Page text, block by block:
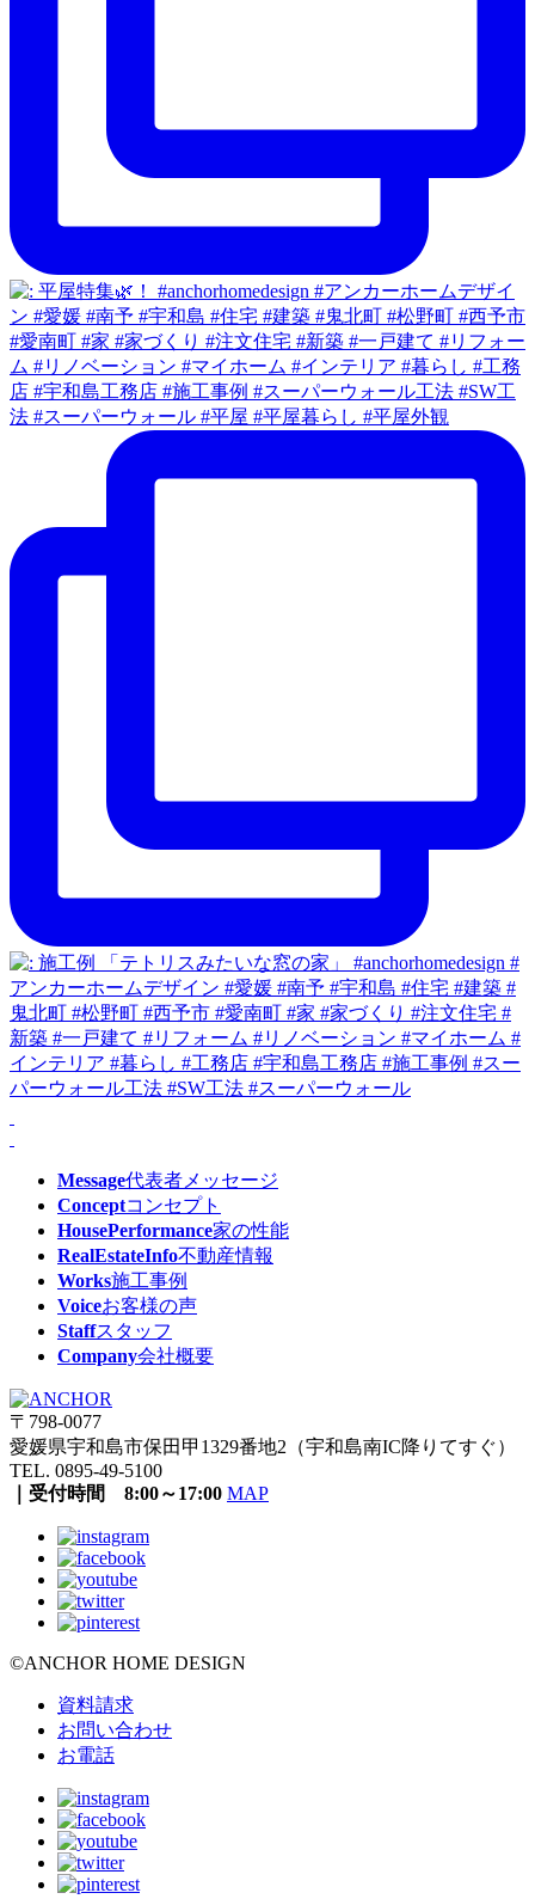
Message代表者メッセージ
Conceptコンセプト
HousePerformance家の性能
RealEstateInfo不動産情報
Works施工事例
Voiceお客様の声
Staffスタッフ
Company会社概要
〒798-0077
愛媛県宇和島市保田甲1329番地2（宇和島南IC降りてすぐ）
TEL. 0895-49-5100
｜受付時間 8:00～17:00 MAP
©ANCHOR HOME DESIGN
資料請求
お問い合わせ
お電話